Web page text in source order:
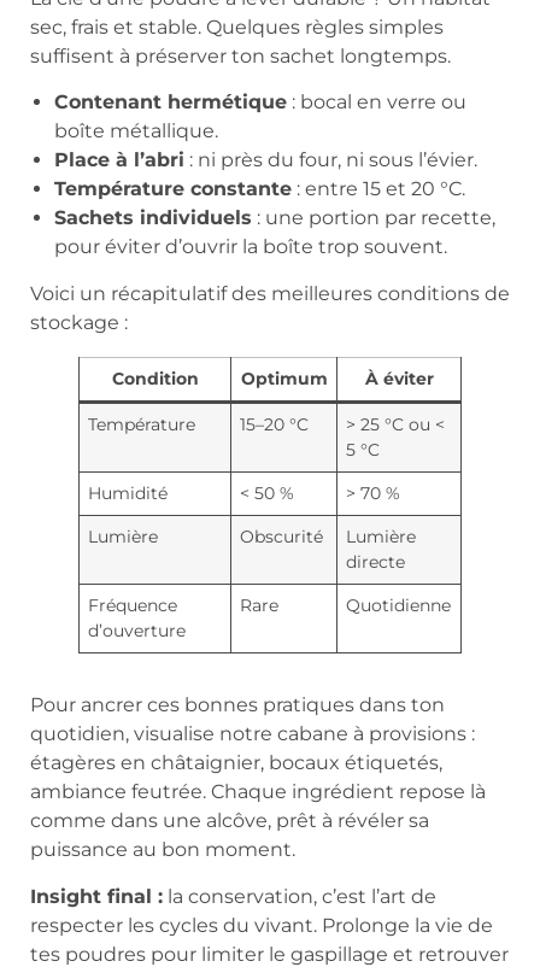
sec, frais et stable. Quelques règles simples
suffisent à préserver ton sachet longtemps.
Contenant hermétique : bocal en verre ou
boîte métallique.
Place à l’abri : ni près du four, ni sous l’évier.
Température constante : entre 15 et 20 °C.
Sachets individuels : une portion par recette,
pour éviter d’ouvrir la boîte trop souvent.
Voici un récapitulatif des meilleures conditions de
stockage :
Condition Optimum À éviter
Température 15–20 °C
> 25 °C ou <
5 °C
Humidité
< 50 %
> 70 %
Lumière
Obscurité
Lumière
directe
Fréquence
d’ouverture
Rare Quotidienne
Pour ancrer ces bonnes pratiques dans ton
quotidien, visualise notre cabane à provisions :
étagères en châtaignier, bocaux étiquetés,
ambiance feutrée. Chaque ingrédient repose là
comme dans une alcôve, prêt à révéler sa
puissance au bon moment.
Insight final : la conservation, c’est l’art de
respecter les cycles du vivant. Prolonge la vie de
tes poudres pour limiter le gaspillage et retrouver